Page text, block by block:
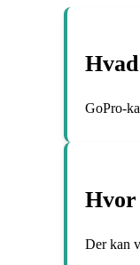
GoPro-
Hvor
Der kan